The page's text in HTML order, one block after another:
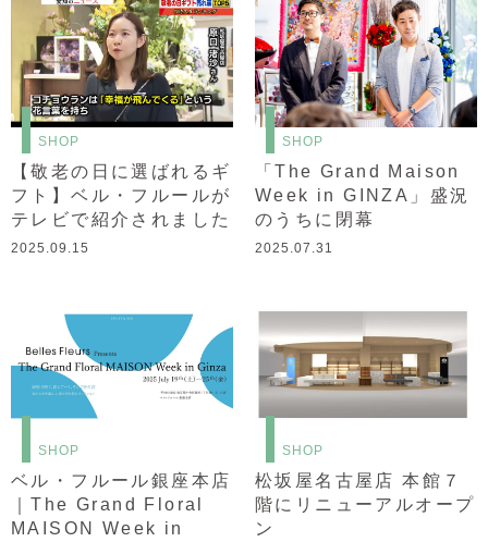
SHOP
【敬老の日に選ばれるギ
フト】ベル・フルールが
テレビで紹介されました
2025.09.15
SHOP
「The Grand Maison
Week in GINZA」盛況
のうちに閉幕
2025.07.31
SHOP
ベル・フルール銀座本店
｜The Grand Floral
MAISON Week in
SHOP
松坂屋名古屋店 本館７
階にリニューアルオープ
ン